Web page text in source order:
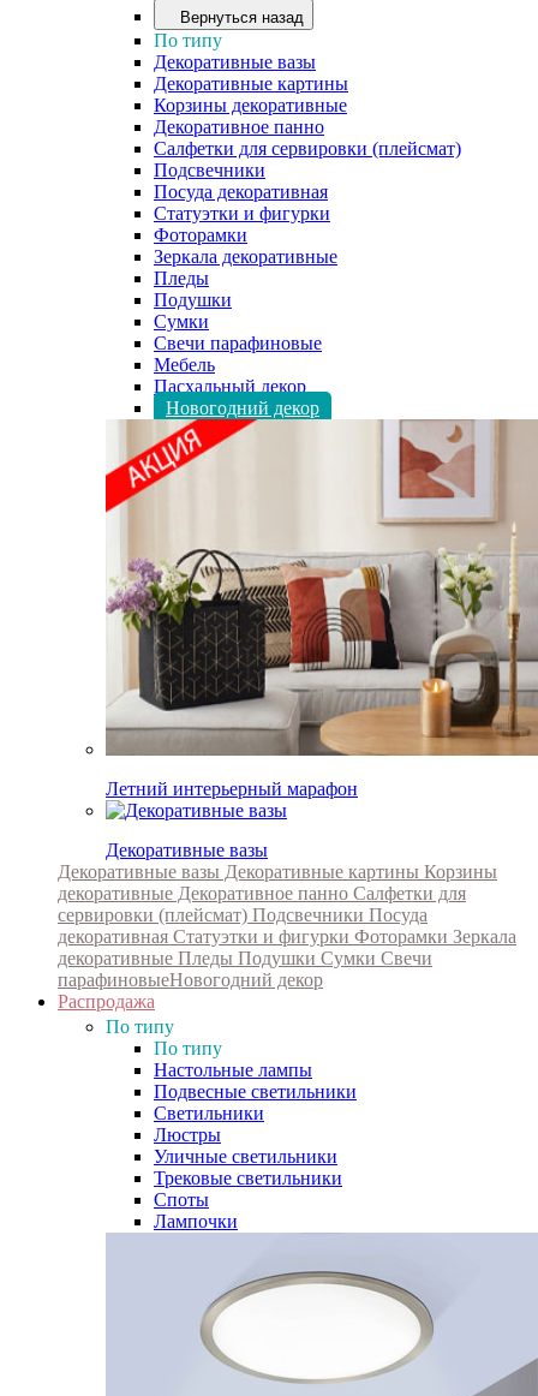
Вернуться назад
По типу
Декоративные вазы
Декоративные картины
Корзины декоративные
Декоративное панно
Салфетки для сервировки (плейсмат)
Подсвечники
Посуда декоративная
Статуэтки и фигурки
Фоторамки
Зеркала декоративные
Пледы
Подушки
Сумки
Свечи парафиновые
Мебель
Пасхальный декор
Новогодний декор
Летний интерьерный марафон
Декоративные вазы
Декоративные вазы Декоративные картины Корзины
декоративные Декоративное панно Салфетки для
сервировки (плейсмат) Подсвечники Посуда
декоративная Статуэтки и фигурки Фоторамки Зеркала
декоративные Пледы Подушки Сумки Свечи
парафиновыеНовогодний декор
Распродажа
По типу
По типу
Настольные лампы
Подвесные светильники
Светильники
Люстры
Уличные светильники
Трековые светильники
Споты
Лампочки